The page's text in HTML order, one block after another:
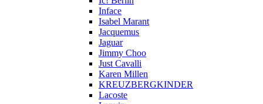
Inface
Isabel Marant
Jacquemus
Jaguar
Jimmy Choo
Just Cavalli
Karen Millen
KREUZBERGKINDER
Lacoste